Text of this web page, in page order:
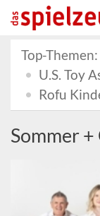
Top-Themen:
U.S. Toy
Rofu
Sommer